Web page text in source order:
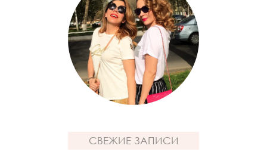
СВЕЖИЕ ЗАПИСИ